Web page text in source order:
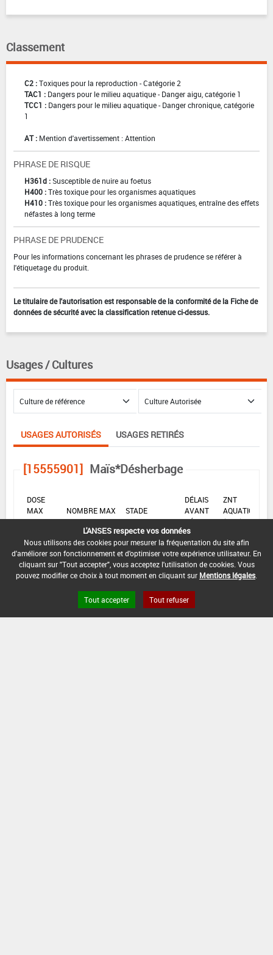
Classement
C2 :Toxiques pour la reproduction - Catégorie 2
TAC1 : Dangers pour le milieu aquatique - Danger aigu, catégorie 1
TCC1 : Dangers pour le milieu aquatique - Danger chronique, catégorie
1
AT : Mention d'avertissement : Attention
PHRASE DE RISQUE
H361d :Susceptible de nuire au foetus
H400 :Très toxique pour les organismes aquatiques
H410 :Très toxique pour les organismes aquatiques, entraîne des effets
néfastes à long terme
PHRASE DE PRUDENCE
Pour les informations concernant les phrases de prudence se référer à
l'étiquetage du produit.
Le titulaire de l'autorisation est responsable de la conformité de la Fiche de
données de sécurité avec la classification retenue ci-dessus.
Usages / Cultures
USAGES AUTORISÉS USAGES RETIRÉS
[15555901] Maïs*Désherbage
DOSE
MAX
D'EMPLOI
NOMBRE MAX
D'APPLICATION
STADE
D'APPLICATION
DÉLAIS
AVANT
RÉCOLTE
ZNT
AQUATIQUE
(DVP)
1,5
L/ha
Min
: 12
Max
: 19
F
(BBCH
19)
5 m
(5 m)
INTERVALLE MINIMUM ENTRE APPLICATIONS :
L'ANSES respecte vos données
Nous utilisons des cookies pour mesurer la fréquentation du site afin
d'améliorer son fonctionnement et d'optimiser votre expérience utilisateur. En
cliquant sur "Tout accepter", vous acceptez l'utilisation de cookies. Vous
pouvez modifier ce choix à tout moment en cliquant sur Mentions légales
Tout accepter Tout refuser